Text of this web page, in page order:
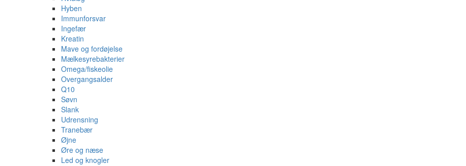
Hyben
Immunforsvar
Ingefær
Kreatin
Mave og fordøjelse
Mælkesyrebakterier
Omega/fiskeolie
Overgangsalder
Q10
Søvn
Slank
Udrensning
Tranebær
Øjne
Øre og næse
Led og knogler